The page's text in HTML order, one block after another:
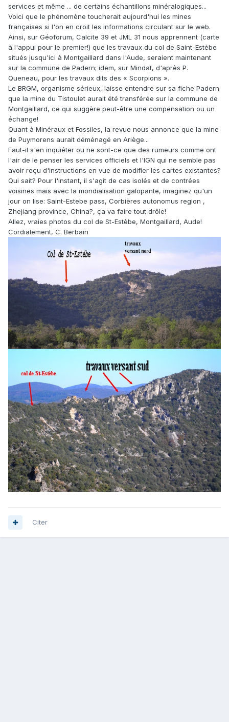
services et même ... de certains échantillons minéralogiques...
Voici que le phénomène toucherait aujourd'hui les mines
françaises si l'on en croit les informations circulant sur le web.
Ainsi, sur Géoforum, Calcite 39 et JML 31 nous apprennent (carte
à l'appui pour le premier!) que les travaux du col de Saint-Estèbe
situés jusqu'ici à Montgaillard dans l'Aude, seraient maintenant
sur la commune de Padern; idem, sur Mindat, d'après P.
Queneau, pour les travaux dits des « Scorpions ».
Le BRGM, organisme sérieux, laisse entendre sur sa fiche Padern
que la mine du Tistoulet aurait été transférée sur la commune de
Montgaillard, ce qui suggère peut-être une compensation ou un
échange!
Quant à Minéraux et Fossiles, la revue nous annonce que la mine
de Puymorens aurait déménagé en Ariège...
Faut-il s'en inquiéter ou ne sont-ce que des rumeurs comme ont
l'air de le penser les services officiels et l'IGN qui ne semble pas
avoir reçu d'instructions en vue de modifier les cartes existantes?
Qui sait? Pour l'instant, il s'agit de cas isolés et de contrées
voisines mais avec la mondialisation galopante, imaginez qu'un
jour on lise: Saint-Estebe pass, Corbières autonomus region ,
Zhejiang province, China?, ça va faire tout drôle!
Allez, vraies photos du col de St-Estèbe, Montgaillard, Aude!
Cordialement, C. Berbain
Citer